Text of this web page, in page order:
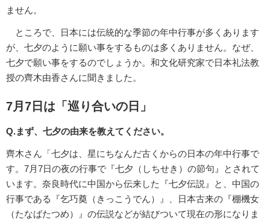
ません。
ところで、日本には伝統的な季節の年中行事が多くあります
が、七夕のように願い事をするものは多くありません。なぜ、
七夕で願い事をするのでしょうか。和文化研究家で日本礼法教
授の齊木由香さんに聞きました。
7月7日は「巡り合いの日」
Q.まず、七夕の由来を教えてください。
齊木さん「七夕は、星にちなんだ古くからの日本の年中行事で
す。7月7日の夜の行事で『七夕（しちせき）の節句』とされて
います。奈良時代に中国から伝来した『七夕伝説』と、中国の
行事である『乞巧奠（きっこうでん）』、日本古来の『棚機女
（たなばたつめ）』の伝説などが結びついて現在の形になりま